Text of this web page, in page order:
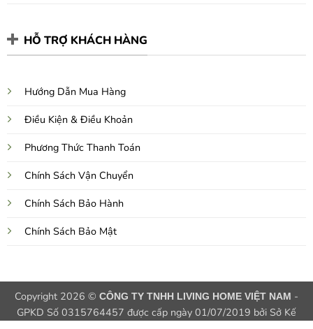
HỖ TRỢ KHÁCH HÀNG
Hướng Dẫn Mua Hàng
Điều Kiện & Điều Khoản
Phương Thức Thanh Toán
Chính Sách Vận Chuyển
Chính Sách Bảo Hành
Chính Sách Bảo Mật
Copyright 2026 © CÔNG TY TNHH LIVING HOME VIỆT NAM -
GPKD Số 0315764457 được cấp ngày 01/07/2019 bởi Sở Kế